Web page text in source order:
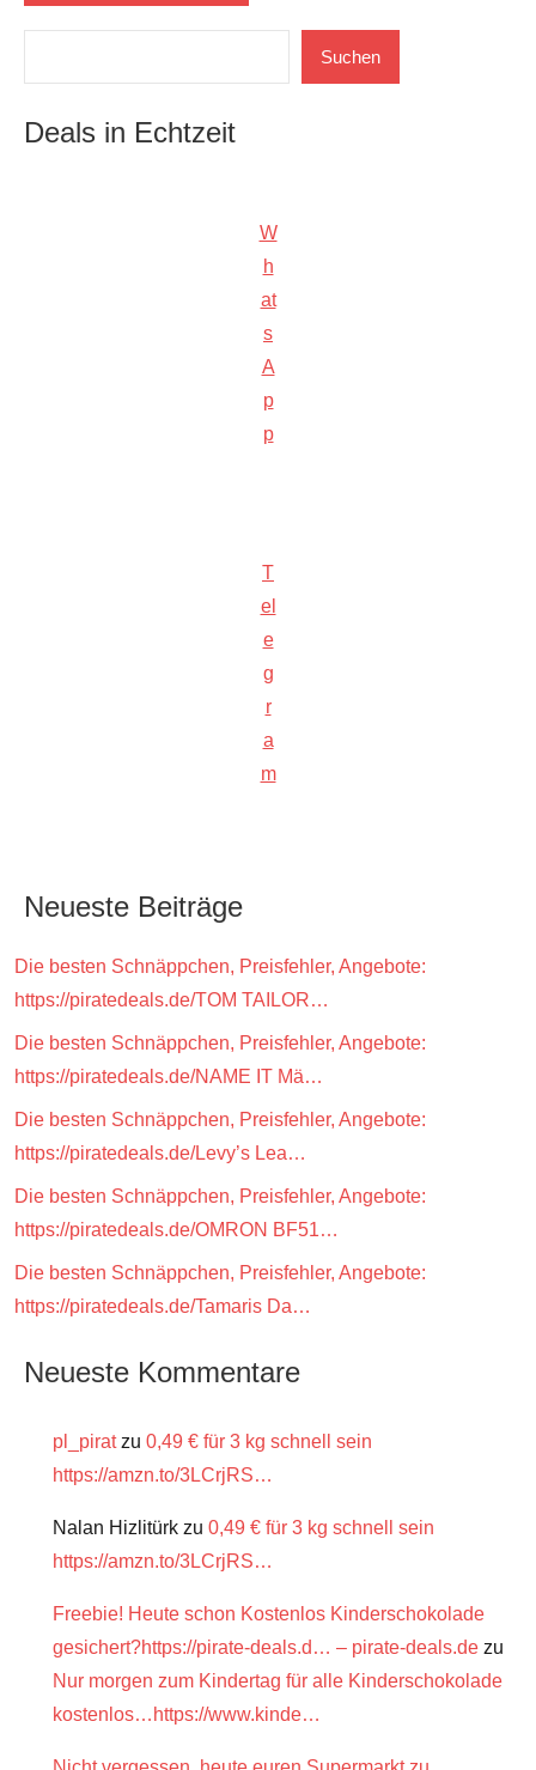
Suchen
Deals in Echtzeit
W
h
at
s
A
p
p
T
el
e
g
r
a
m
Neueste Beiträge
Die besten Schnäppchen, Preisfehler, Angebote:
https://piratedeals.de/TOM TAILOR…
Die besten Schnäppchen, Preisfehler, Angebote:
https://piratedeals.de/NAME IT Mä…
Die besten Schnäppchen, Preisfehler, Angebote:
https://piratedeals.de/Levy’s Lea…
Die besten Schnäppchen, Preisfehler, Angebote:
https://piratedeals.de/OMRON BF51…
Die besten Schnäppchen, Preisfehler, Angebote:
https://piratedeals.de/Tamaris Da…
Neueste Kommentare
pl_piratzu 0,49 € für 3 kg schnell sein
https://amzn.to/3LCrjRS…
Nalan Hizlitürk zu 0,49 € für 3 kg schnell sein
https://amzn.to/3LCrjRS…
Freebie! Heute schon Kostenlos Kinderschokolade
gesichert?https://pirate-deals.d… – pirate-deals.de zu
Nur morgen zum Kindertag für alle Kinderschokolade
kostenlos…https://www.kinde…